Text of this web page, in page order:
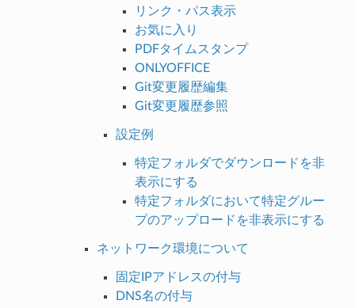
リンク・パス表示
お気に入り
PDFタイムスタンプ
ONLYOFFICE
Git変更履歴編集
Git変更履歴参照
設定例
特定フォルダでダウンロードを非
表示にする
特定フォルダにおいて特定グルー
プのアップロードを非表示にする
ネットワーク環境について
固定IPアドレスの付与
DNS名の付与